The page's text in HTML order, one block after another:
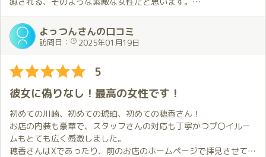
ちょっとしたふれあいの中からその日の調子を見極め、その時の
最高の悦びを得られるようにしてくれているような気がします。
強くお勧めしたいけど、あまり皆に知られたくない、そんな女性
です💕
穂香さんのお部屋での対応は非常に素晴らしいです。
穂香さんに全てお任せしても特にリクエストする必要を感じるこ
とはなく、とても楽しい時間を過ごすことが出来ました。
容姿や技術のレベルが高いだけでなく、一緒に過ごす時間が良い
ものになるように考えてくれる方で、お会いすると大切にしても
らえていることを実感します。
お部屋に着くと軽くお話しをしながら自然な感じで優しくハグと
キスをしてくれたのですが、それだけで幸せな気持ちになりまし
た。
休憩時間を含めて様々な配慮をされており、ホスピタリティが非
常に高い女性で最高級店に相応しいと感じます。
よっつんさんの口コミ
訪問日： 2025年01月19日
5
彼女に偽りなし！最高の女性です！
初めての川崎、初めての琥珀、初めての穂香さん！
お店の内装も豪華で、スタッフさんの対応も丁寧かつプ〇イルー
ムもとても広く感激しました。
穂香さんはXであったり、前のお店のホームページで拝見させてい